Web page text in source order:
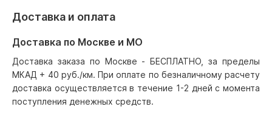
Доставка и оплата
Доставка по Москве и МО
Доставка заказа по Москве - БЕСПЛАТНО, за пределы
МКАД + 40 руб./км. При оплате по безналичному расчету
доставка осуществляется в течение 1-2 дней с момента
поступления денежных средств.